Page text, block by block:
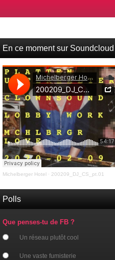
En ce moment sur Soundcloud
Michelberger Hotel · 200209_DJ_CS_pt.01
Polls
Que penses-tu de FB ?
Un réseau plutôt cool
Une vaste fumisterie